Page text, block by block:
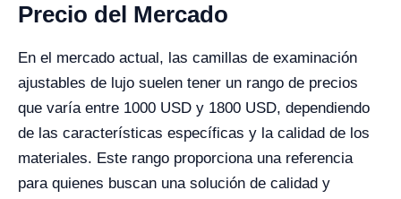
Precio del Mercado
En el mercado actual, las camillas de examinación
ajustables de lujo suelen tener un rango de precios
que varía entre 1000 USD y 1800 USD, dependiendo
de las características específicas y la calidad de los
materiales. Este rango proporciona una referencia
para quienes buscan una solución de calidad y